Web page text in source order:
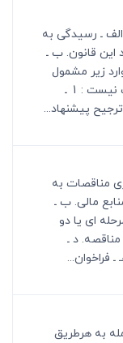
الف ـ رسیدگی به
این قانون. ب ـ
یا لغو مناقصه. تبصره1 ـ موارد زیر مشمول
رسیدگی از سوی هیات رسیدگی به شکایات نیست : 1 ـ
مناقصات به
مالی. ب ـ
ای یا دو
د ـ
فراخوان...
به هرطریق